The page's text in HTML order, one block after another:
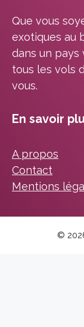
Que vous
exotiques au
dans un
tous les vols
vous.
En savoir
A propos
Contact
Mentions
©